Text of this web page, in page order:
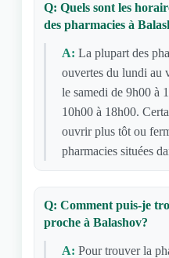
Q: Quels sont les
des pharmacies à
A: La plupart des
ouvertes du lundi au
le samedi de 9h00 à
10h00 à 18h00.
ouvrir plus tôt ou
pharmacies situées
Q: Comment puis-je
proche à Balashov?
A: Pour trouver la